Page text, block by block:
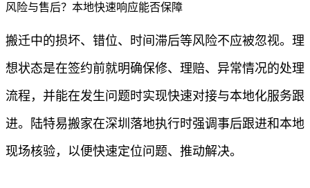
风险与售后？本地快速响应能否保障
搬迁中的损坏、错位、时间滞后等风险不应被忽视。理
想状态是在签约前就明确保修、理赔、异常情况的处理
流程，并能在发生问题时实现快速对接与本地化服务跟
进。陆特易搬家在深圳落地执行时强调事后跟进和本地
现场核验，以便快速定位问题、推动解决。